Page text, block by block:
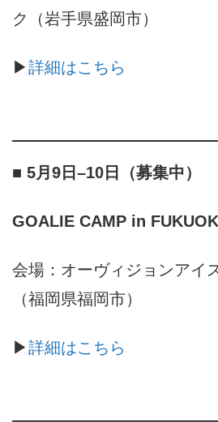
ク（岩手県盛岡市）
▶︎詳細はこちら
■ 5月9日–10日 （募集中）
GOALIE CAMP in
会場：オーヴィジョンアイ
（福岡県福岡市）
▶︎詳細はこちら